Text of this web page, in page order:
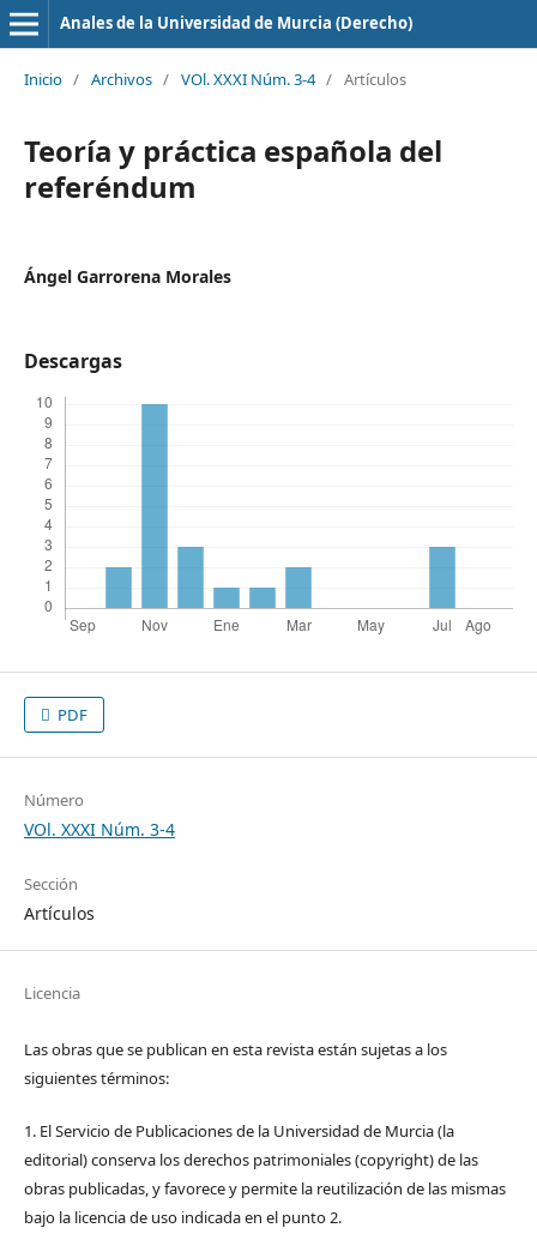
Anales de la Universidad de Murcia (Derecho)
Inicio / Archivos / VOl. XXXI Núm. 3-4 / Artículos
Teoría y práctica española del
referéndum
Ángel Garrorena Morales
Descargas
PDF
Número
VOl. XXXI Núm. 3-4
Sección
Artículos
Licencia
Las obras que se publican en esta revista están sujetas a los
siguientes términos:
1. El Servicio de Publicaciones de la Universidad de Murcia (la
editorial) conserva los derechos patrimoniales (copyright) de las
obras publicadas, y favorece y permite la reutilización de las mismas
bajo la licencia de uso indicada en el punto 2.